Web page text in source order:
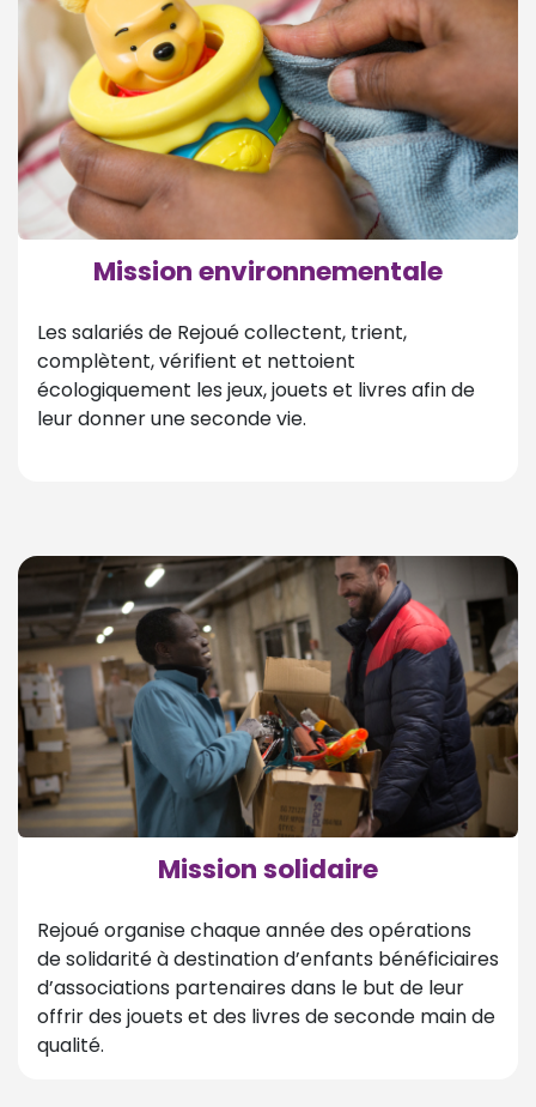
Mission environnementale
Les salariés de Rejoué collectent, trient,
complètent, vérifient et nettoient
écologiquement les jeux, jouets et livres afin de
leur donner une seconde vie.
Mission solidaire
Rejoué organise chaque année des opérations
de solidarité à destination d’enfants bénéficiaires
d’associations partenaires dans le but de leur
offrir des jouets et des livres de seconde main de
qualité.